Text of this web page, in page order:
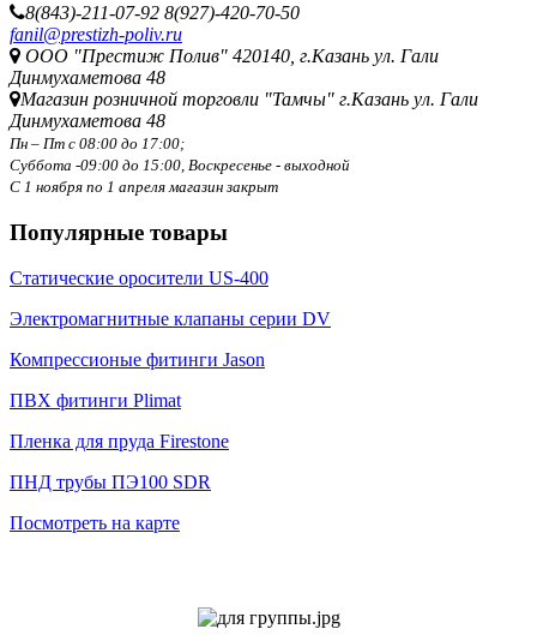
8(843)-211-07-92 8(927)-420-70-50
fanil@prestizh-poliv.ru
ООО "Престиж Полив" 420140, г.Казань ул. Гали
Динмухаметова 48
Магазин розничной торговли "Тамчы" г.Казань ул. Гали
Динмухаметова 48
Пн – Пт с 08:00 до 17:00;
Суббота -09:00 до 15:00, Воскресенье - выходной
С 1 ноября по 1 апреля магазин закрыт
Популярные товары
Статические оросители US-400
Электромагнитные клапаны серии DV
Компрессионые фитинги Jason
ПВХ фитинги Plimat
Пленка для пруда Firestone
ПНД трубы ПЭ100 SDR
Посмотреть на карте